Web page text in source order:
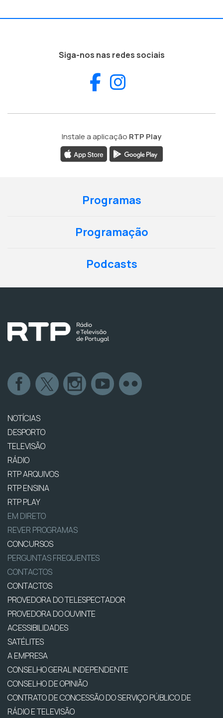
Siga-nos nas redes sociais
Facebook
Instale a aplicação RTP Play
Programas
Programação
Podcasts
NOTÍCIAS
DESPORTO
TELEVISÃO
RÁDIO
RTP ARQUIVOS
RTP ENSINA
RTP PLAY
EM DIRETO
REVER PROGRAMAS
CONCURSOS
PERGUNTAS FREQUENTES
CONTACTOS
CONTACTOS
PROVEDORA DO TELESPECTADOR
PROVEDORA DO OUVINTE
ACESSIBILIDADES
SATÉLITES
A EMPRESA
CONSELHO GERAL INDEPENDENTE
CONSELHO DE OPINIÃO
CONTRATO DE CONCESSÃO DO SERVIÇO PÚBLICO DE
RÁDIO E TELEVISÃO